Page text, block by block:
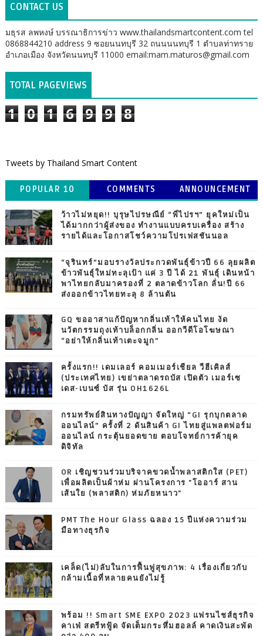
CONTACT US
มธุรส ลพหงษ์ บรรณาธิการข่าว www.thailandsmartcontent.com tel
0868844210 address 9 ซอยนนทบุรี 32 ถนนนนทบุรี 1 ตำบลท่าทราย
อำเภอเมือง จังหวัดนนทบุรี 11000 email:mam.maturos@gmail.com
TOTAL PAGEVIEWS
1 0 1 6 9 9 8
Tweets by Thailand Smart Content
POPULAR 10 COMMENTS ANNOUNCEMENT
ว้าวไม่หยุด!! บุรุษไปรษณีย์ “พี่ไปรฯ” ยุคใหม่เป็น
ได้มากกว่าผู้ส่งของ ทำงานแบบครบเครื่อง สร้าง
รายได้และโอกาสโชว์ความโปรเฟสชันนอล
“จุรินทร์”มอบรางวัลประกวดพันธุ์ข้าวปี 66 ลุยผลิต
ข้าวพันธุ์ใหม่ทะลุเป้า แค่ 3 ปี ได้ 21 พันธุ์ เดินหน้า
พาไทยกลับมาครองที่ 2 ตลาดข้าวโลก ลั่น!ปี 66
ส่งออกข้าวไทยทะลุ 8 ล้านตัน
GQ ขออาสาแก้ปัญหากลิ่นเท้าให้คนไทย งัด
นวัตกรรมถุงเท้าบล็อกกลิ่น ออกวีดีโอโฆษณา
“อย่าให้กลิ่นเท้าเตะจมูก”
ครั้งแรก!! เดมเลอร์ คอมเมอร์เชียล วีฮีเคิลส์
(ประเทศไทย) เขย่าตลาดรถบัส เปิดตัว เมอร์เซ
เดส-เบนซ์ บัส รุ่น OH1626L
กรมทรัพย์สินทางปัญญา จัดใหญ่ “GI รุกบุกตลาด
ออนไลน์” ครั้งที่ 2 ดันสินค้า GI ไทยสู่แพลตฟอร์ม
ออนไลน์ กระตุ้นยอดขาย ตอบโจทย์การค้ายุค
ดิจิทัล
OR เชิญชวนร่วมบริจาคขวดน้ำพลาสติกใส (PET)
เพื่อผลิตเป็นผ้าห่ม ผ่านโครงการ "โออาร์ สาน
เส้นใย (พลาสติก) ห่มภัยหนาว"
PMT The Hour Glass ฉลอง 15 ปีแห่งความร่วม
มือทางธุรกิจ
เคล็ด(ไม่)ลับในการฟื้นฟูสุขภาพ: 4 เรื่องเกี่ยวกับ
กล้ามเนื้อที่หลายคนยังไม่รู้
พร้อม !! Smart SME EXPO 2023 แฟรนไชส์ธุรกิจ
คาเฟ่ สตรีทฟู้ด จัดเต็มกระหึ่มฮอลล์ คาดเงินสะพัด